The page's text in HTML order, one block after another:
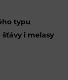
typu
šťávy i melasy